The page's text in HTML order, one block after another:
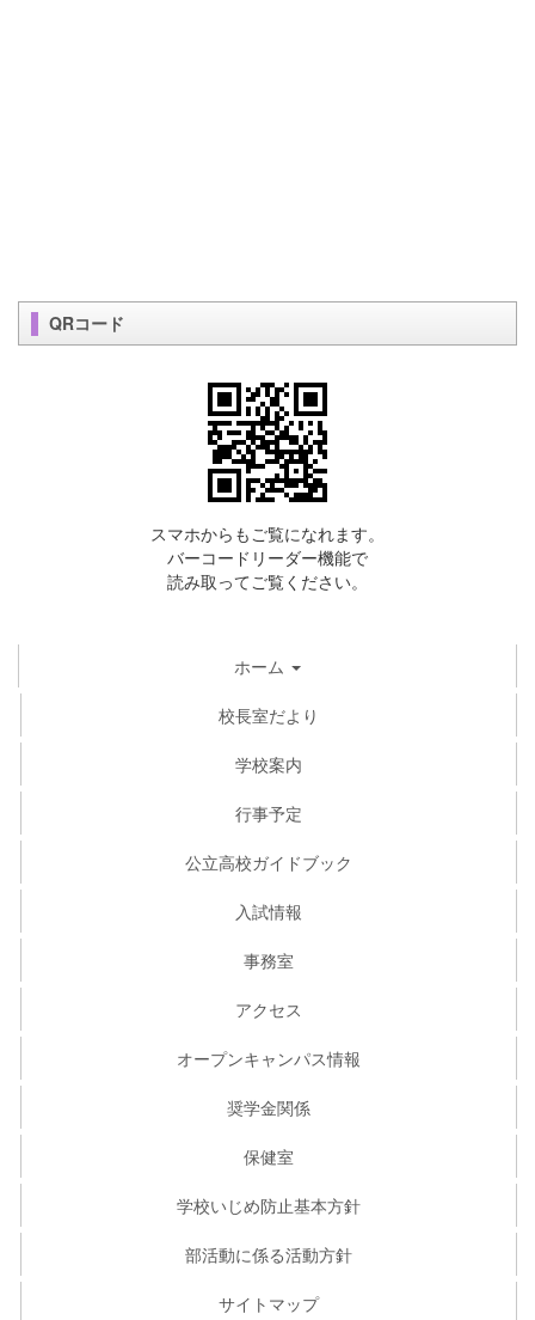
QRコード
スマホからもご覧になれます。
バーコードリーダー機能で
読み取ってご覧ください。
ホーム
校長室だより
学校案内
行事予定
公立高校ガイドブック
入試情報
事務室
アクセス
オープンキャンパス情報
奨学金関係
保健室
学校いじめ防止基本方針
部活動に係る活動方針
サイトマップ